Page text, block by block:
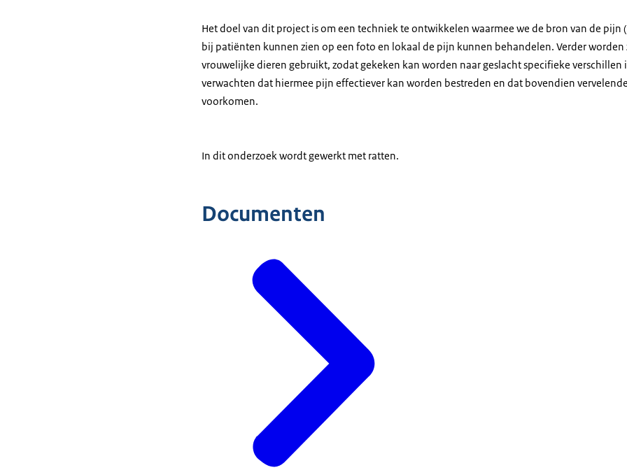
Het doel van dit project is om een techniek te ontwikkelen waarmee we de bron van de pijn
bij patiënten kunnen zien op een foto en lokaal de pijn kunnen behandelen. Verder
vrouwelijke dieren gebruikt, zodat gekeken kan worden naar geslacht specifieke verschillen
verwachten dat hiermee pijn effectiever kan worden bestreden en dat bovendien
voorkomen.
In dit onderzoek wordt gewerkt met ratten.
Documenten